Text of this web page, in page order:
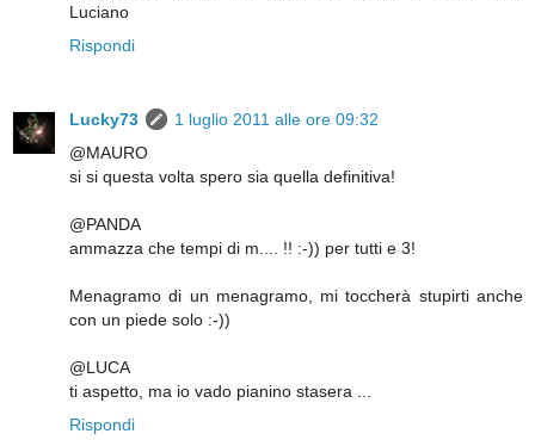
Luciano
Rispondi
Lucky73
1 luglio 2011 alle ore 09:32
@MAURO
si si questa volta spero sia quella definitiva!
@PANDA
ammazza che tempi di m.... !! :-)) per tutti e 3!
Menagramo di un menagramo, mi toccherà stupirti anche
con un piede solo :-))
@LUCA
ti aspetto, ma io vado pianino stasera ...
Rispondi